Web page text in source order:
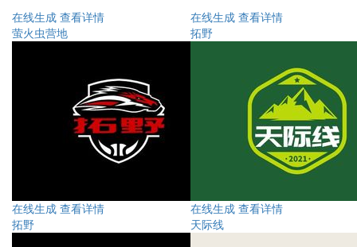
在线生成 查看详情
萤火虫营地
在线生成 查看详情
拓野
在线生成 查看详情
拓野
在线生成 查看详情
天际线